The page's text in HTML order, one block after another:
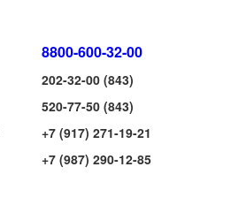
8800-600-32-00
202-32-00 (843)
520-77-50 (843)
+7 (917) 271-19-21
+7 (987) 290-12-85